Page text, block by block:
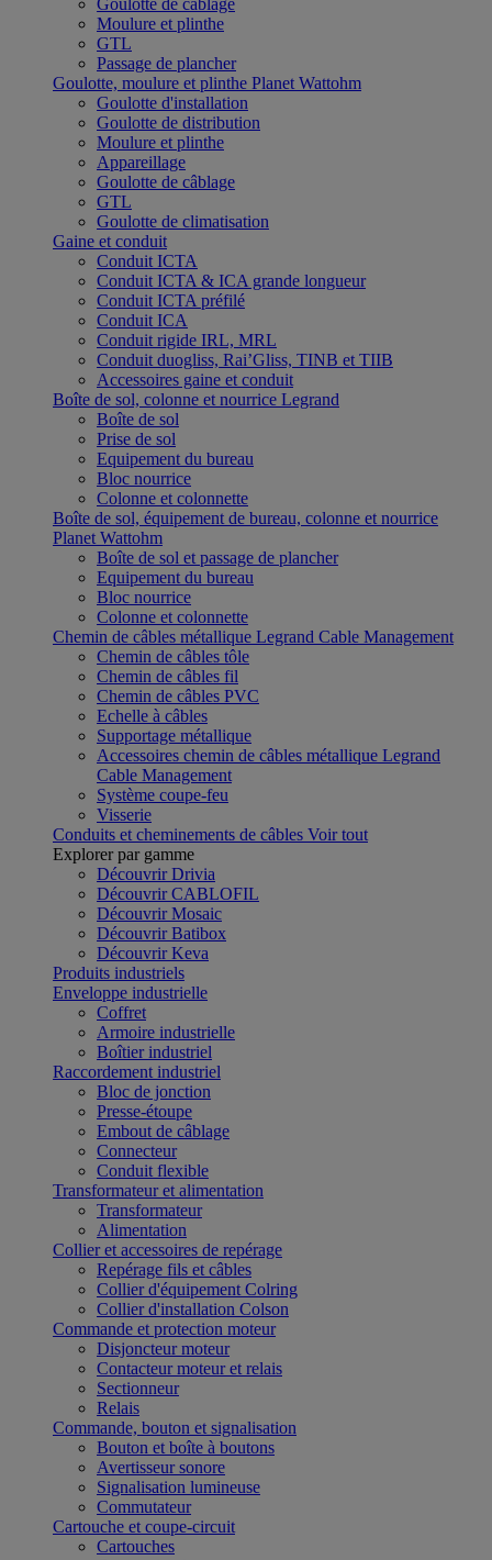
Goulotte de câblage
Moulure et plinthe
GTL
Passage de plancher
Goulotte, moulure et plinthe Planet Wattohm
Goulotte d'installation
Goulotte de distribution
Moulure et plinthe
Appareillage
Goulotte de câblage
GTL
Goulotte de climatisation
Gaine et conduit
Conduit ICTA
Conduit ICTA & ICA grande longueur
Conduit ICTA préfilé
Conduit ICA
Conduit rigide IRL, MRL
Conduit duogliss, Rai’Gliss, TINB et TIIB
Accessoires gaine et conduit
Boîte de sol, colonne et nourrice Legrand
Boîte de sol
Prise de sol
Equipement du bureau
Bloc nourrice
Colonne et colonnette
Boîte de sol, équipement de bureau, colonne et nourrice
Planet Wattohm
Boîte de sol et passage de plancher
Equipement du bureau
Bloc nourrice
Colonne et colonnette
Chemin de câbles métallique Legrand Cable Management
Chemin de câbles tôle
Chemin de câbles fil
Chemin de câbles PVC
Echelle à câbles
Supportage métallique
Accessoires chemin de câbles métallique Legrand
Cable Management
Système coupe-feu
Visserie
Conduits et cheminements de câbles Voir tout
Explorer par gamme
Découvrir Drivia
Découvrir CABLOFIL
Découvrir Mosaic
Découvrir Batibox
Découvrir Keva
Produits industriels
Enveloppe industrielle
Coffret
Armoire industrielle
Boîtier industriel
Raccordement industriel
Bloc de jonction
Presse-étoupe
Embout de câblage
Connecteur
Conduit flexible
Transformateur et alimentation
Transformateur
Alimentation
Collier et accessoires de repérage
Repérage fils et câbles
Collier d'équipement Colring
Collier d'installation Colson
Commande et protection moteur
Disjoncteur moteur
Contacteur moteur et relais
Sectionneur
Relais
Commande, bouton et signalisation
Bouton et boîte à boutons
Avertisseur sonore
Signalisation lumineuse
Commutateur
Cartouche et coupe-circuit
Cartouches